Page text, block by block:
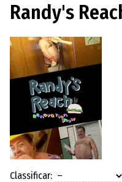
Randy's
Classificar: